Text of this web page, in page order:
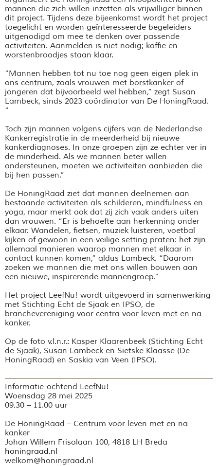
mannen die zich willen inzetten als vrijwilliger binnen
dit project. Tijdens deze bijeenkomst wordt het project
toegelicht en worden geïnteresseerde begeleiders
uitgenodigd om mee te denken over passende
activiteiten. Aanmelden is niet nodig; koffie en
worstenbroodjes staan klaar.
“Mannen hebben tot nu toe nog geen eigen plek in
ons centrum, zoals vrouwen met borstkanker of
jongeren dat bijvoorbeeld wel hebben,” zegt Susan
Lambeck, sinds 2023 coördinator van De HoningRaad.
“
Toch zijn mannen volgens cijfers van de Nederlandse
Kankerregistratie in de meerderheid bij nieuwe
kankerdiagnoses. In onze groepen zijn ze echter ver in
de minderheid. Als we mannen beter willen
ondersteunen, moeten we activiteiten aanbieden die
bij hen passen.”
De HoningRaad ziet dat mannen deelnemen aan
bestaande activiteiten als schilderen, mindfulness en
yoga, maar merkt ook dat zij zich vaak anders uiten
dan vrouwen. “Er is behoefte aan herkenning onder
elkaar. Wandelen, fietsen, muziek luisteren, voetbal
kijken of gewoon in een veilige setting praten: het zijn
allemaal manieren waarop mannen met elkaar in
contact kunnen komen,” aldus Lambeck. “Daarom
zoeken we mannen die met ons willen bouwen aan
een nieuwe, inspirerende mannengroep.”
Het project LeefNu! wordt uitgevoerd in samenwerking
met Stichting Echt de Sjaak en IPSO, de
branchevereniging voor centra voor leven met en na
kanker.
Op de foto v.l.n.r.: Kasper Klaarenbeek (Stichting Echt
de Sjaak), Susan Lambeck en Sietske Klaasse (De
HoningRaad) en Saskia van Veen (IPSO).
Informatie-ochtend LeefNu!
Woensdag 28 mei 2025
09.30 – 11.00 uur
De HoningRaad – Centrum voor leven met en na
kanker
Johan Willem Frisolaan 100, 4818 LH Breda
honingraad.nl
welkom@honingraad.nl